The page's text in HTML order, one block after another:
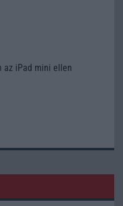
az iPad mini ellen